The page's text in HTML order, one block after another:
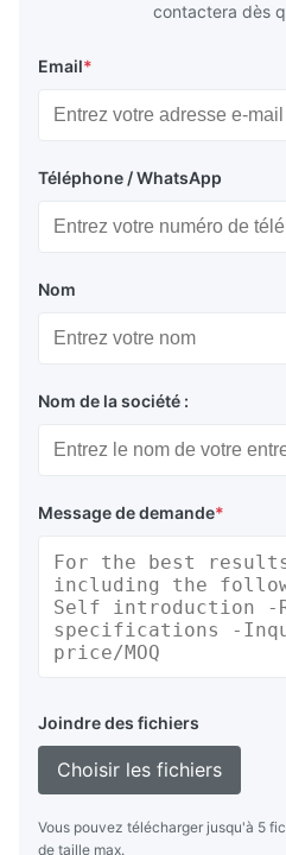
contactera dès
Email*
Téléphone / WhatsApp
Nom
Nom de la société :
Message de demande*
Joindre des fichiers
Choisir les fichiers
Vous pouvez télécharger jusqu'à 5
de taille max.